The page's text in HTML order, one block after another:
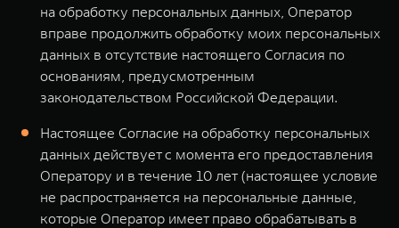
на обработку персональных данных, Оператор
вправе продолжить обработку моих персональных
данных в отсутствие настоящего Согласия по
основаниям, предусмотренным
законодательством Российской Федерации.
Настоящее Согласие на обработку персональных
данных действует с момента его предоставления
Оператору и в течение 10 лет (настоящее условие
не распространяется на персональные данные,
которые Оператор имеет право обрабатывать в